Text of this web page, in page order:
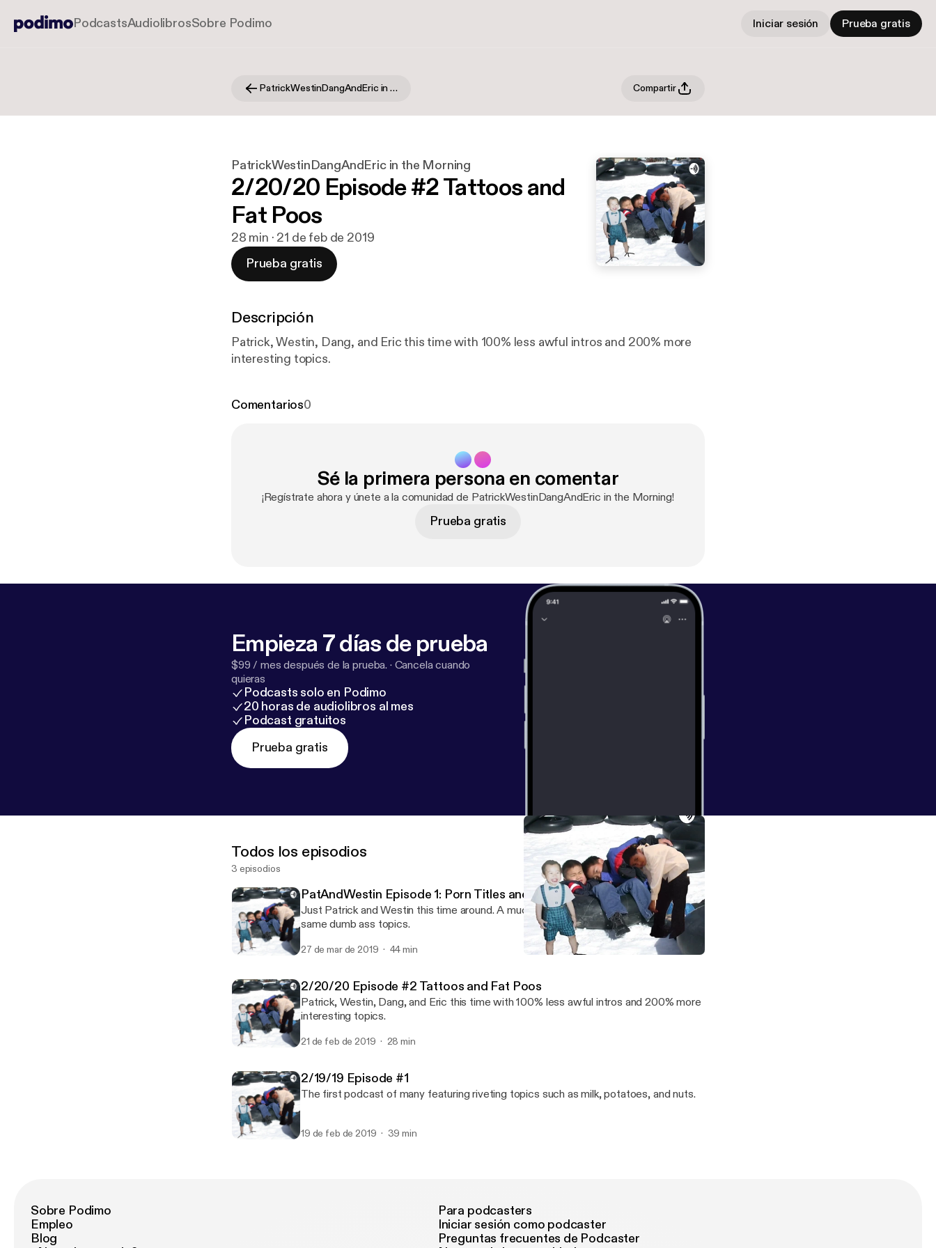
PodcastsAudiolibrosSobre Podimo Iniciar sesión Prueba gratis
PatrickWestinDangAndEric in the Morning Compartir
PatrickWestinDangAndEric in the Morning
2/20/20 Episode #2 Tattoos and
Fat Poos
28 min · 21 de feb de 2019
Prueba gratis
Descripción
Patrick, Westin, Dang, and Eric this time with 100% less awful intros and 200% more
interesting topics.
Comentarios0
Sé la primera persona en comentar
¡Regístrate ahora y únete a la comunidad de PatrickWestinDangAndEric in the Morning!
Prueba gratis
Empieza 7 días de prueba
$99 / mes después de la prueba. · Cancela cuando
quieras
Podcasts solo en Podimo
20 horas de audiolibros al mes
Podcast gratuitos
Prueba gratis
Todos los episodios
3 episodios
PatAndWestin Episode 1: Porn Titles and Rave Bridals
Just Patrick and Westin this time around. A much more relaxed vibe, but still the
same dumb ass topics.
27 de mar de 2019 44 min
2/20/20 Episode #2 Tattoos and Fat Poos
Patrick, Westin, Dang, and Eric this time with 100% less awful intros and 200% more
interesting topics.
21 de feb de 2019 28 min
2/19/19 Episode #1
The first podcast of many featuring riveting topics such as milk, potatoes, and nuts.
19 de feb de 2019 39 min
Sobre Podimo
Empleo
Blog
Para podcasters
Iniciar sesión como podcaster
Preguntas frecuentes de Podcaster